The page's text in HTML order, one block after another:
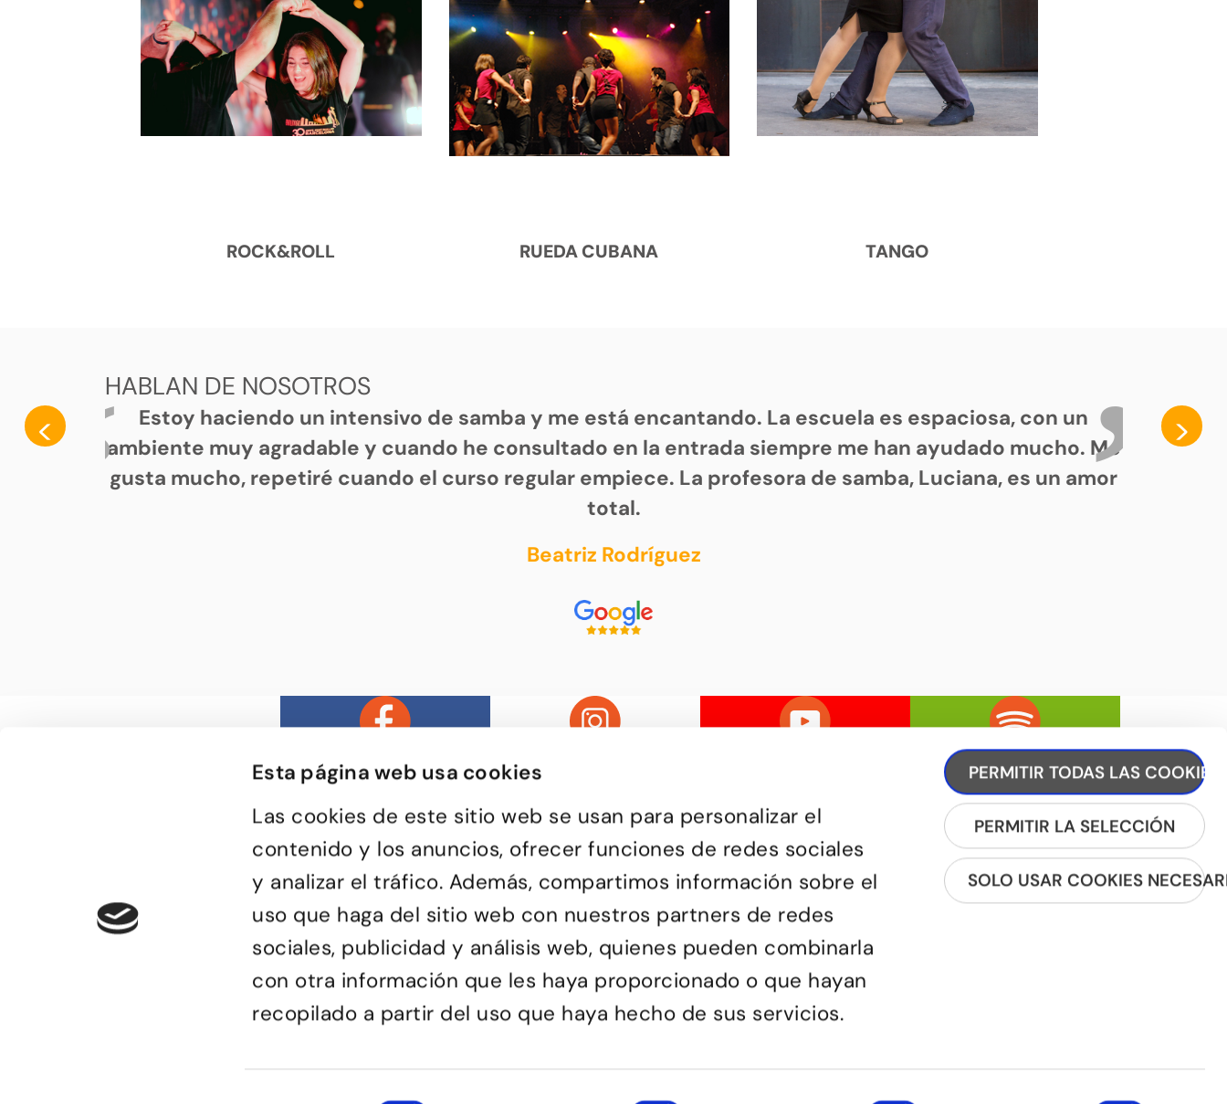
Esta página web usa cookies
Las cookies de este sitio web se usan para personalizar el
contenido y los anuncios, ofrecer funciones de redes sociales
y analizar el tráfico. Además, compartimos información sobre el
uso que haga del sitio web con nuestros partners de redes
sociales, publicidad y análisis web, quienes pueden combinarla
con otra información que les haya proporcionado o que hayan
recopilado a partir del uso que haya hecho de sus servicios.
PERMITIR TODAS LAS COOKIES
PERMITIR LA SELECCIÓN
SOLO USAR COOKIES
ROCK&ROLL RUEDA CUBANA TANGO
HABLAN DE NOSOTROS
<
Estoy haciendo un intensivo de samba y me está encantando. La escuela es espaciosa, con un
ambiente muy agradable y cuando he consultado en la entrada siempre me han ayudado mucho. Me
gusta mucho, repetiré cuando el curso regular empiece. La profesora de samba, Luciana, es un amor
total.
Beatriz Rodríguez
>
Bailongu és una escuela de baile de Barcelona,
donde gente muy diversa y de todas las edades
descubre el gusto por aprender a bailar y
encuentra en el baile una forma de pasarlo bien y
de compartir sensaciones.
Passatge d'Utset, 11-13
932 471 602/680 455 807
REGÍSTRATE A LA NEWSLETTER
© Bailongu 2015.